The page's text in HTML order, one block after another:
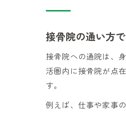
接骨院の通い方
接骨院への通院は、
活圏内に接骨院が点
す。
例えば、仕事や家事